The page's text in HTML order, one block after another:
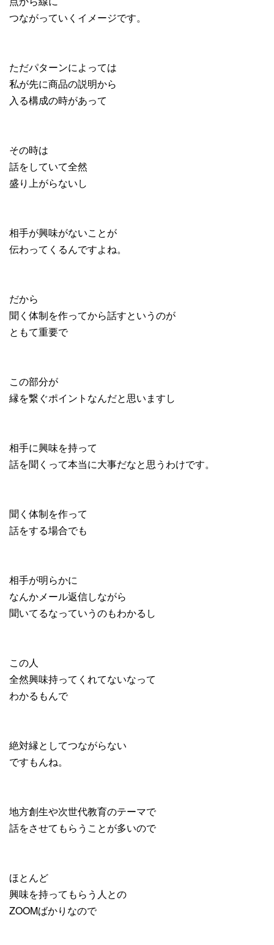
つながっていくイメージです。
ただパターンによっては
私が先に商品の説明から
入る構成の時があって
その時は
話をしていて全然
盛り上がらないし
相手が興味がないことが
伝わってくるんですよね。
だから
聞く体制を作ってから話すというのが
ともて重要で
この部分が
縁を繋ぐポイントなんだと思いますし
相手に興味を持って
話を聞くって本当に大事だなと思うわけです。
聞く体制を作って
話をする場合でも
相手が明らかに
なんかメール返信しながら
聞いてるなっていうのもわかるし
この人
全然興味持ってくれてないなって
わかるもんで
絶対縁としてつながらない
ですもんね。
地方創生や次世代教育のテーマで
話をさせてもらうことが多いので
ほとんど
興味を持ってもらう人との
ZOOMばかりなので